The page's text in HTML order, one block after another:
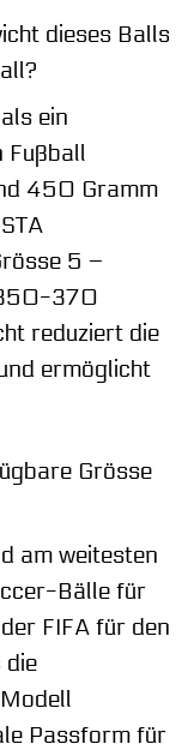
dieses Balls
ein
Fußball
450 Gramm
5 –
350-370
reduziert die
ermöglicht
Grösse
am weitesten
Bälle für
FIFA für den
die
Passform für